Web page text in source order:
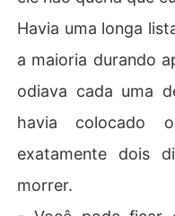
Havia uma longa
a maioria durando
odiava cada uma
havia colocado
exatamente dois
morrer.